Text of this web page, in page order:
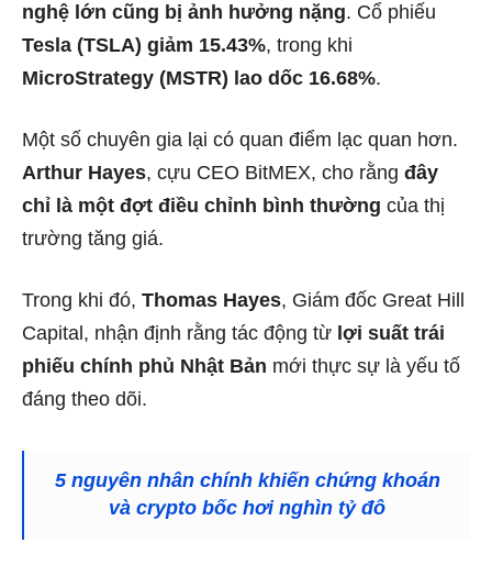
nghệ lớn cũng bị ảnh hưởng nặng. Cổ phiếu
Tesla (TSLA) giảm 15.43%, trong khi
MicroStrategy (MSTR) lao dốc 16.68%.
Một số chuyên gia lại có quan điểm lạc quan hơn.
Arthur Hayes, cựu CEO BitMEX, cho rằng đây
chỉ là một đợt điều chỉnh bình thường của thị
trường tăng giá.
Trong khi đó, Thomas Hayes, Giám đốc Great Hill
Capital, nhận định rằng tác động từ lợi suất trái
phiếu chính phủ Nhật Bản mới thực sự là yếu tố
đáng theo dõi.
5 nguyên nhân chính khiến chứng khoán
và crypto bốc hơi nghìn tỷ đô